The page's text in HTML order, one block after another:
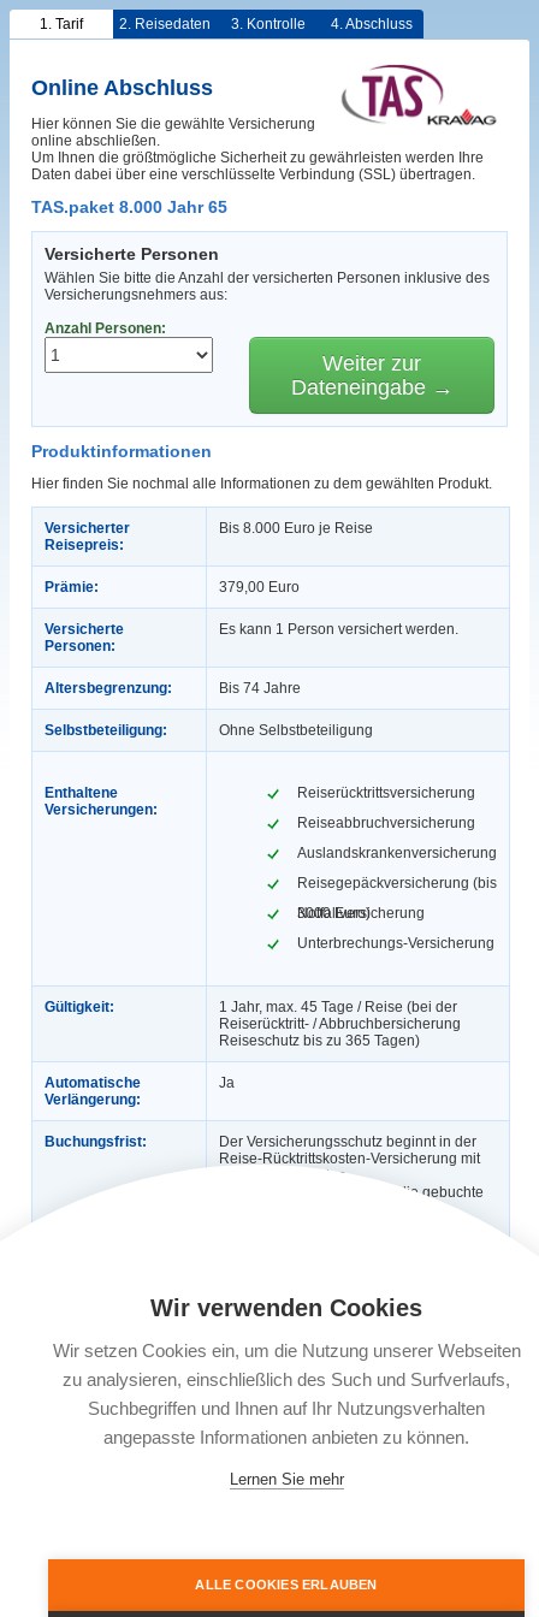
1. Tarif 2. Reisedaten 3. Kontrolle 4. Abschluss
Online Abschluss
Hier können Sie die gewählte Versicherung
online abschließen.
Um Ihnen die größtmögliche Sicherheit zu gewährleisten werden Ihre
Daten dabei über eine verschlüsselte Verbindung (SSL) übertragen.
TAS.paket 8.000 Jahr 65
Versicherte Personen
Wählen Sie bitte die Anzahl der versicherten Personen inklusive des
Versicherungsnehmers aus:
Anzahl Personen:
Weiter zur
Dateneingabe →
Produktinformationen
Hier finden Sie nochmal alle Informationen zu dem gewählten Produkt.
Versicherter
Reisepreis:
Bis 8.000 Euro je Reise
Prämie: 379,00 Euro
Versicherte
Personen:
Es kann 1 Person versichert werden.
Altersbegrenzung: Bis 74 Jahre
Selbstbeteiligung: Ohne Selbstbeteiligung
Enthaltene
Versicherungen:
Reiserücktrittsversicherung
Reiseabbruchversicherung
Auslandskrankenversicherung
Reisegepäckversicherung (bis
3000 Euro)
Notfallversicherung
Unterbrechungs-Versicherung
Gültigkeit:
1 Jahr, max. 45 Tage / Reise (bei der
Reiserücktritt- / Abbruchbersicherung
Reiseschutz bis zu 365 Tagen)
Automatische
Verlängerung:
Ja
Buchungsfrist:
Der Versicherungsschutz beginnt in der
Reise-Rücktrittskosten-Versicherung mit
dem Abschluss des
Versicherungsvertrages für die gebuchte
denen zwischen Buchung und
besteht Versicherungsschutz, wenn der
Versicherungsvertrag am Tag der
Reisebuchung oder spätestens innerhalb
Leistungsträger:
KRAVAG-LOGISTIC Versicherungs-AG,
Frankfurt am Main
Versicherungsprodukten (IPID)
Wir verwenden Cookies
Wir setzen Cookies ein, um die Nutzung unserer Webseiten
zu analysieren, einschließlich des Such und Surfverlaufs,
Suchbegriffen und Ihnen auf Ihr Nutzungsverhalten
angepasste Informationen anbieten zu können.
Lernen Sie mehr
ALLE COOKIES ERLAUBEN